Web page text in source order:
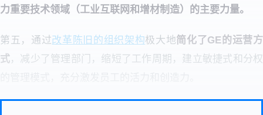
力重要技术领域（工业互联网和增材制造）的主要力量。
第五，通过改革陈旧的组织架构极大地简化了GE的运营方
式，减少了管理部门，缩短了工作周期，建立敏捷式和分权